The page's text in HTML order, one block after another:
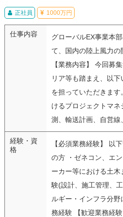
正社員 1000万円
仕事内容
グローバルEX事業本
て、国内の陸上風力の
【業務内容】 今回募
リア等も踏まえ、以
を担っていただきま
けるプロジェクトマ
測、輸送計画、自営線
経験・資
格
【必須業務経験】 以
の方 ・ゼネコン、エ
ーカー等における土
験(設計、施工管理、
ルギー・インフラ分
務経験 【歓迎業務経